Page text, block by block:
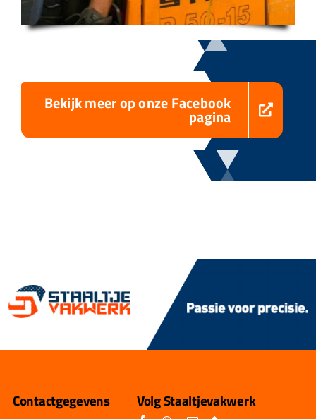
Bekijk meer op onze Facebook
pagina
Contactgegevens Volg Staaltjevakwerk